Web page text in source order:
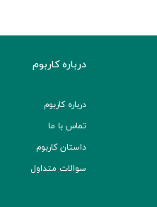
درباره کاربوم
درباره کاربوم
تماس با ما
داستان کاربوم
سوالات متداول